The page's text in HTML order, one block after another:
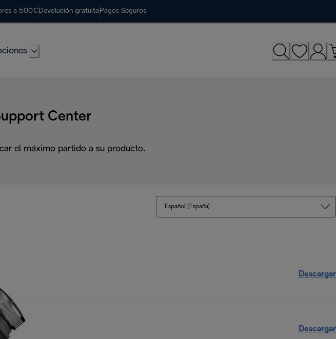
a 500€ Devolución gratuita Pagos Seguros
Center
el máximo partido a su producto.
Español (España)
Descargar
Descargar